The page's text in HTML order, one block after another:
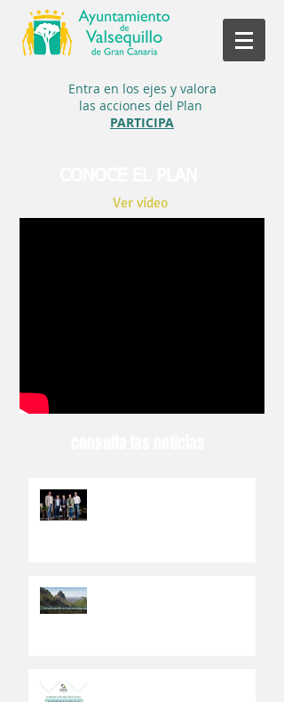
Entra en los ejes y valora
las acciones del Plan
PARTICIPA
Ver vídeo